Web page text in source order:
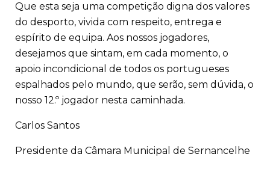
Que esta seja uma competição digna dos valores
do desporto, vivida com respeito, entrega e
espírito de equipa. Aos nossos jogadores,
desejamos que sintam, em cada momento, o
apoio incondicional de todos os portugueses
espalhados pelo mundo, que serão, sem dúvida, o
nosso 12.º jogador nesta caminhada.
Carlos Santos
Presidente da Câmara Municipal de Sernancelhe